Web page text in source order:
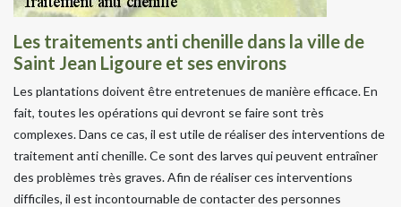
Les traitements anti chenille dans la ville de
Saint Jean Ligoure et ses environs
Les plantations doivent être entretenues de manière efficace. En
fait, toutes les opérations qui devront se faire sont très
complexes. Dans ce cas, il est utile de réaliser des interventions de
traitement anti chenille. Ce sont des larves qui peuvent entraîner
des problèmes très graves. Afin de réaliser ces interventions
difficiles, il est incontournable de contacter des personnes